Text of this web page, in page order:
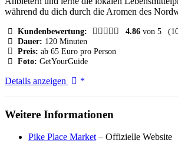
während du dich durch die Aromen des
Kundenbewertung: 4.86 von 5
Dauer: 120 Minuten
Preis: ab 65 Euro pro Person
Foto: GetYourGuide
Seattle:
Market
Guided
Foodtour
Details anzeigen
Weitere Informationen
Pike Place Market – Offizielle Website